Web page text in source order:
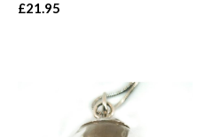
£21.95